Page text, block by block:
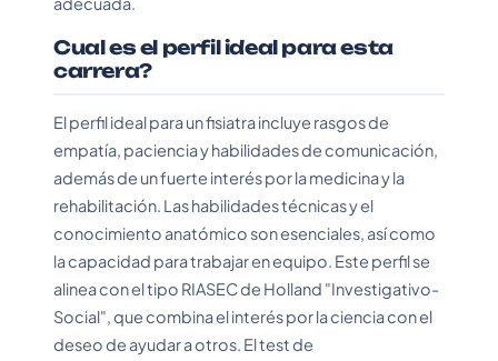
Cual es el perfil ideal para esta
carrera?
El perfil ideal para un fisiatra incluye rasgos de
empatía, paciencia y habilidades de comunicación,
además de un fuerte interés por la medicina y la
rehabilitación. Las habilidades técnicas y el
conocimiento anatómico son esenciales, así como
la capacidad para trabajar en equipo. Este perfil se
alinea con el tipo RIASEC de Holland "Investigativo-
Social", que combina el interés por la ciencia con el
deseo de ayudar a otros. El test de